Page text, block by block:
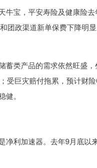
宝，平安寿险及健康险去
团政渠道新单保费下降明
类产品的需求依然旺盛，
受巨灾赔付拖累，预计财
。
利加速器。去年9月底以